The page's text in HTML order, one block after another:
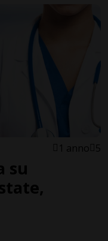
1 anno 5
su